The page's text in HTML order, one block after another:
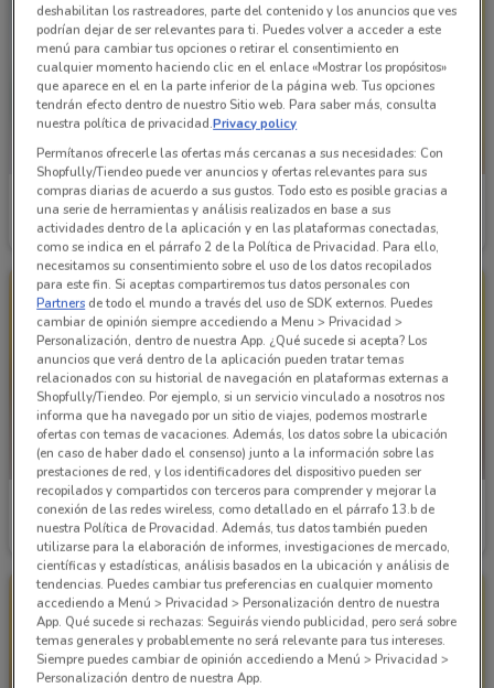
Bodega Aurrera
Caduca el 16/08 1.1 km
Bodega Aurrera
Caduca el 27/08
Bodega Aurrera
Caduca el 27/08 1.1 km
Bodega Aurrera
Caduca el 27/08 1.1 km
deshabilitan los rastreadores, parte del contenido y los anuncios que ves
podrían dejar de ser relevantes para ti. Puedes volver a acceder a este
menú para cambiar tus opciones o retirar el consentimiento en
cualquier momento haciendo clic en el enlace «Mostrar los propósitos»
que aparece en el en la parte inferior de la página web. Tus opciones
tendrán efecto dentro de nuestro Sitio web. Para saber más, consulta
nuestra política de privacidad.Privacy policy
Permítanos ofrecerle las ofertas más cercanas a sus necesidades: Con
Shopfully/Tiendeo puede ver anuncios y ofertas relevantes para sus
compras diarias de acuerdo a sus gustos. Todo esto es posible gracias a
una serie de herramientas y análisis realizados en base a sus
actividades dentro de la aplicación y en las plataformas conectadas,
como se indica en el párrafo 2 de la Política de Privacidad. Para ello,
necesitamos su consentimiento sobre el uso de los datos recopilados
para este fin. Si aceptas compartiremos tus datos personales con
Partners de todo el mundo a través del uso de SDK externos. Puedes
cambiar de opinión siempre accediendo a Menu > Privacidad >
Personalización, dentro de nuestra App. ¿Qué sucede si acepta? Los
anuncios que verá dentro de la aplicación pueden tratar temas
relacionados con su historial de navegación en plataformas externas a
Shopfully/Tiendeo. Por ejemplo, si un servicio vinculado a nosotros nos
informa que ha navegado por un sitio de viajes, podemos mostrarle
ofertas con temas de vacaciones. Además, los datos sobre la ubicación
(en caso de haber dado el consenso) junto a la información sobre las
prestaciones de red, y los identificadores del dispositivo pueden ser
recopilados y compartidos con terceros para comprender y mejorar la
conexión de las redes wireless, como detallado en el párrafo 13.b de
nuestra Política de Provacidad. Además, tus datos también pueden
utilizarse para la elaboración de informes, investigaciones de mercado,
científicas y estadísticas, análisis basados en la ubicación y análisis de
tendencias. Puedes cambiar tus preferencias en cualquier momento
accediendo a Menú > Privacidad > Personalización dentro de nuestra
App. Qué sucede si rechazas: Seguirás viendo publicidad, pero será sobre
temas generales y probablemente no será relevante para tus intereses.
Siempre puedes cambiar de opinión accediendo a Menú > Privacidad >
Personalización dentro de nuestra App.